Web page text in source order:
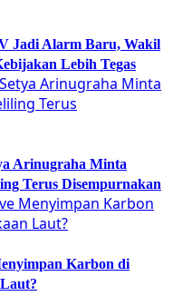
Jadi Alarm Baru, Wakil
Lebih Tegas
Arinugraha Minta
Terus Disempurnakan
Karbon di